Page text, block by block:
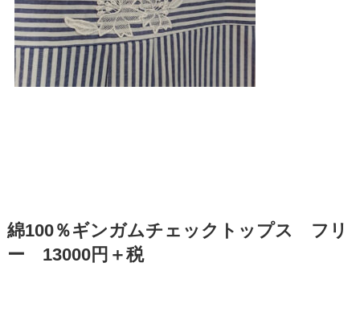
綿100％ギンガムチェックトップス フリ
ー 13000円＋税